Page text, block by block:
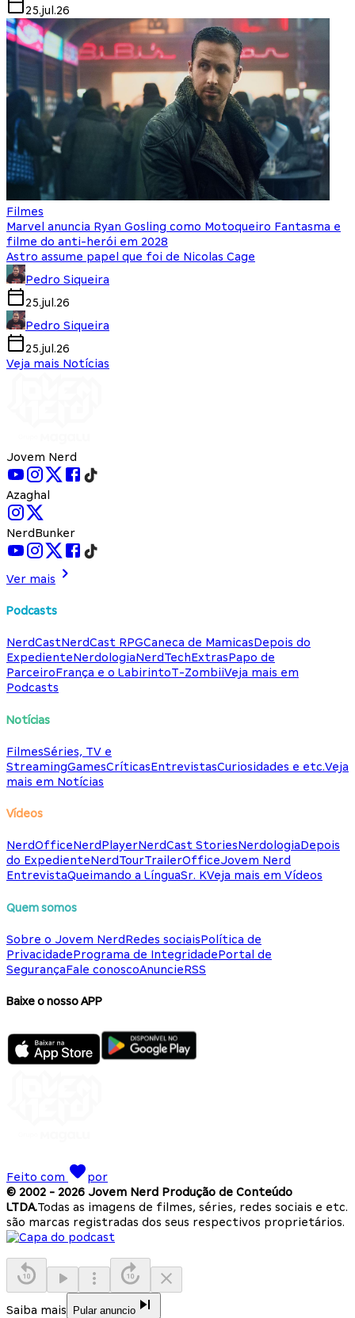
25.jul.26
Filmes
Marvel anuncia Ryan Gosling como Motoqueiro Fantasma e
filme do anti-herói em 2028
Astro assume papel que foi de Nicolas Cage
Pedro Siqueira
25.jul.26
Pedro Siqueira
25.jul.26
Veja mais Notícias
Jovem Nerd
Azaghal
NerdBunker
Ver mais
Podcasts
NerdCastNerdCast RPGCaneca de MamicasDepois do
ExpedienteNerdologiaNerdTechExtrasPapo de
ParceiroFrança e o LabirintoT-ZombiiVeja mais em
Podcasts
Notícias
FilmesSéries, TV e
StreamingGamesCríticasEntrevistasCuriosidades e etc.Veja
mais em Notícias
Vídeos
NerdOfficeNerdPlayerNerdCast StoriesNerdologiaDepois
do ExpedienteNerdTourTrailerOfficeJovem Nerd
EntrevistaQueimando a LínguaSr. KVeja mais em Vídeos
Quem somos
Sobre o Jovem NerdRedes sociaisPolítica de
PrivacidadePrograma de IntegridadePortal de
SegurançaFale conoscoAnuncieRSS
Baixe o nosso APP
Feito com
por
© 2002 - 2026 Jovem Nerd Produção de Conteúdo
LTDA.Todas as imagens de filmes, séries, redes sociais e etc.
são marcas registradas dos seus respectivos proprietários.
Saiba mais Pular anuncio